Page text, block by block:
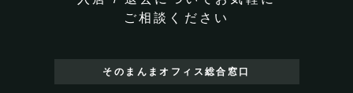
ご相談ください
そのまんまオフィス 総合窓口